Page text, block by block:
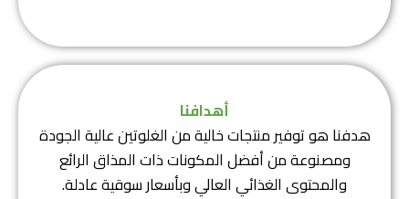
أهدافنا
هدفنا هو توفير منتجات خالية من الغلوتين عالية الجودة
ومصنوعة من أفضل المكونات ذات المذاق الرائع
والمحتوى الغذائي العالي وبأسعار سوقية عادلة.